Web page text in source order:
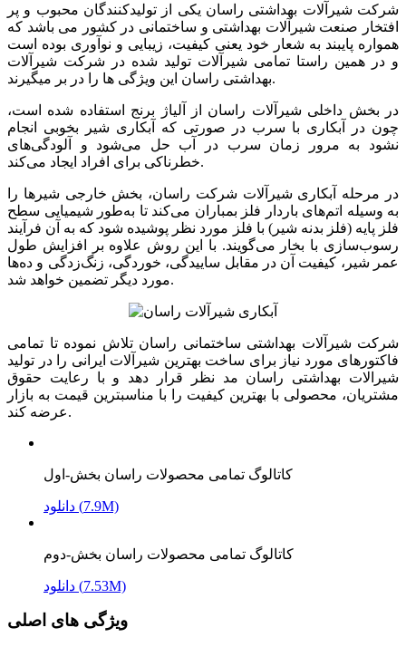
شرکت شیرآلات بهداشتی راسان یکی از تولیدکنندگان محبوب و پر
افتخار صنعت شیرآلات بهداشتی و ساختمانی در کشور می باشد که
همواره پایبند به شعار خود یعنی کیفیت، زیبایی و نوآوری بوده است
و در همین راستا تمامی شیرآلات تولید شده در شرکت شیرآلات
بهداشتی راسان این ویژگی ها را در بر میگیرند.
در بخش داخلی شیرآلات راسان از آلیاژ برنج استفاده شده است،
چون در آبکاری با سرب در صورتی که آبکاری شیر بخوبی انجام
نشود به مرور زمان سرب در آب حل می‌شود و آلودگی‌های
خطرناکی برای افراد ایجاد می‌کند.
در مرحله آبکاری شیرآلات شرکت راسان، بخش خارجی شیرها را
به وسیله اتم‌های باردار فلز بمباران می‌کند تا به‌طور شیمیایی سطح
فلز پایه (فلز بدنه شیر) با فلز مورد نظر پوشیده شود که به آن فرآیند
رسوب‌سازی با بخار می‌گویند. با این روش علاوه بر افزایش طول
عمر شیر، کیفیت آن در مقابل ساییدگی، خوردگی، زنگ‌زدگی و ده‌ها
مورد دیگر تضمین خواهد شد.
شرکت شیرآلات بهداشتی ساختمانی راسان تلاش نموده تا تمامی
فاکتورهای مورد نیاز برای ساخت بهترین شیرآلات ایرانی را در تولید
شیرالات بهداشتی راسان مد نظر قرار دهد و با رعایت حقوق
مشتریان، محصولی با بهترین کیفیت را با مناسبترین قیمت به بازار
عرضه کند.
کاتالوگ تمامی محصولات راسان بخش-اول
دانلود (7.9M)
کاتالوگ تمامی محصولات راسان بخش-دوم
دانلود (7.53M)
ویژگی های اصلی